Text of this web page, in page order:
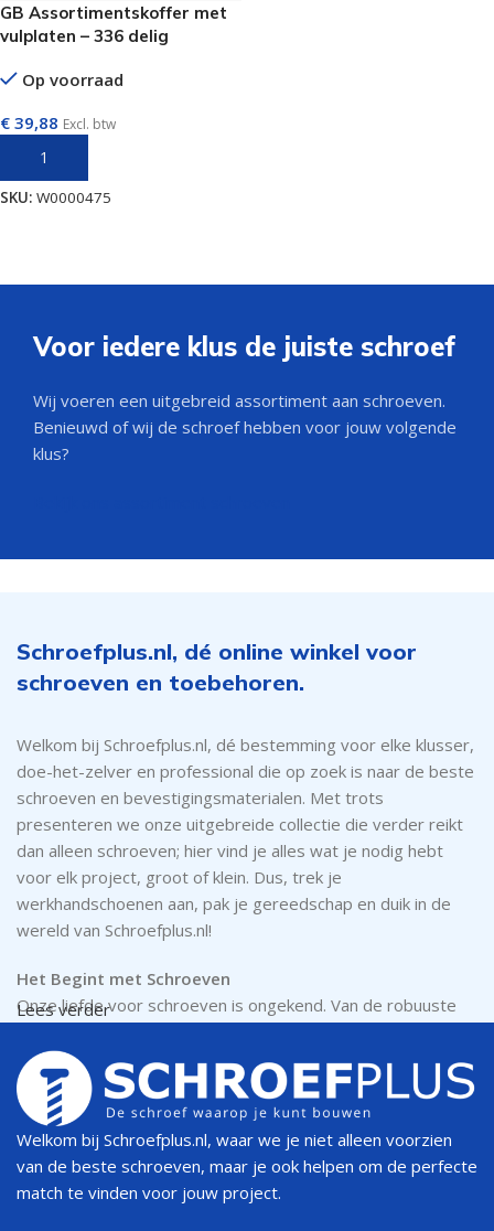
GB Assortimentskoffer met
vulplaten – 336 delig
Op voorraad
€ 39,88 Excl. btw
SKU: W0000475
Voor iedere klus de juiste schroef
Wij voeren een uitgebreid assortiment aan schroeven.
Benieuwd of wij de schroef hebben voor jouw volgende
klus?
Schroefplus.nl, dé online winkel voor
schroeven en toebehoren.
Welkom bij Schroefplus.nl, dé bestemming voor elke klusser,
doe-het-zelver en professional die op zoek is naar de beste
schroeven en bevestigingsmaterialen. Met trots
presenteren we onze uitgebreide collectie die verder reikt
dan alleen schroeven; hier vind je alles wat je nodig hebt
voor elk project, groot of klein. Dus, trek je
werkhandschoenen aan, pak je gereedschap en duik in de
wereld van Schroefplus.nl!
Het Begint met Schroeven
Onze liefde voor schroeven is ongekend. Van de robuuste
materialen aan beton en steen, tot de fijngevoelige
gipsplaatschroeven die je gipsplaten strak en splijtvrij
houden – wij hebben ze allemaal. Houtschroeven? Check.
Metaalschroeven? Check. En laten we de veelzijdige
plaatschroeven en roestvrijstalen (RVS) schroeven niet
vergeten, ideaal voor buitenprojecten en vochtige
Lees verder
Welkom bij Schroefplus.nl, waar we je niet alleen voorzien
van de beste schroeven, maar je ook helpen om de perfecte
match te vinden voor jouw project.